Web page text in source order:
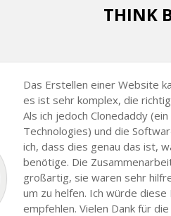
THINK
Das Erstellen einer Website
es ist sehr komplex, die
Als ich jedoch Clonedaddy
Technologies) und die
ich, dass dies genau das ist,
benötige. Die
großartig, sie waren sehr
um zu helfen. Ich würde diese
empfehlen. Vielen Dank für